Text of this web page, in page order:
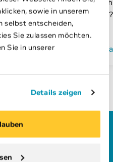
sowie in unserem
selbst entscheiden,
Sie zulassen möchten.
Sie in unserer
Details zeigen
mehr